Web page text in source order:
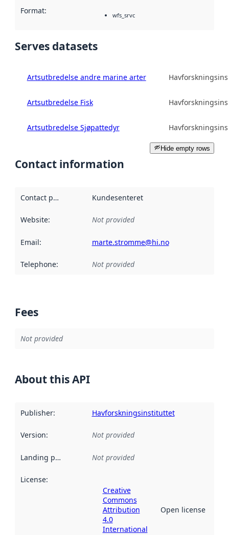
Format: wfs_srvc
Serves datasets
Artsutbredelse andre marine arter
Artsutbredelse Fisk
Artsutbredelse Sjøpattedyr
Hide empty rows
Contact information
Contact point Kundesenteret
Website: Not provided
Email: marte.stromme@hi.no
Telephone: Not provided
Fees
Not provided
About this API
Publisher: Havforskningsinstituttet
Version: Not provided
Landing page Not provided
License:
Creative
Commons
Attribution
4.0
International
Open license